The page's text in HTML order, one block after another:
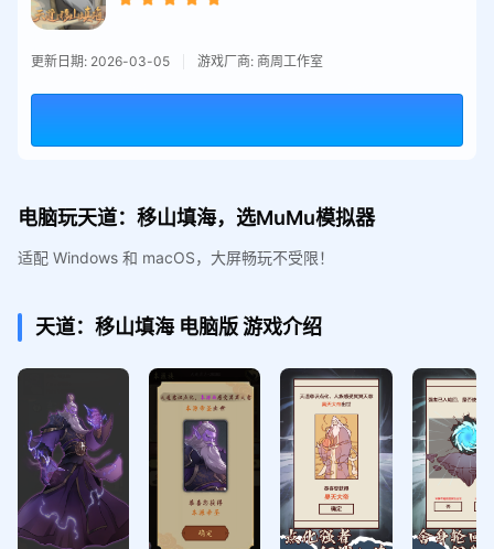
更新日期: 2026-03-05 游戏厂商: 商周工作室
电脑玩天道：移山填海，选MuMu模拟器
适配 Windows 和 macOS，大屏畅玩不受限！
天道：移山填海 电脑版游戏介绍